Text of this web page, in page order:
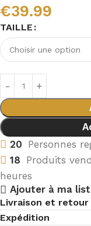
€39.99
TAILLE
20 Personnes
18 Produits
heures
Ajouter à ma
Livraison et retour
Expédition